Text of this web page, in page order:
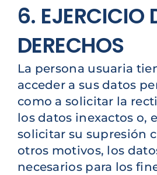
6. EJERCICIO
DERECHOS
La persona usuaria
acceder a sus datos
como a solicitar la
los datos inexactos o,
solicitar su supresión
otros motivos, los
necesarios para los